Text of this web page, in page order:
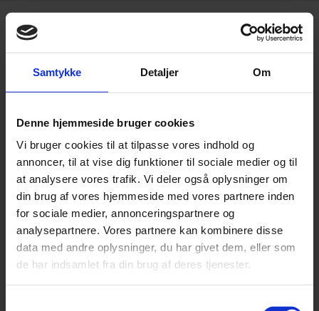
Samtykke Detaljer Om
Denne hjemmeside bruger cookies
Vi bruger cookies til at tilpasse vores indhold og
annoncer, til at vise dig funktioner til sociale medier og til
at analysere vores trafik. Vi deler også oplysninger om
din brug af vores hjemmeside med vores partnere inden
for sociale medier, annonceringspartnere og
analysepartnere. Vores partnere kan kombinere disse
data med andre oplysninger, du har givet dem, eller som
de har indsamlet fra din brug af deres tjenester.
Kontakt os